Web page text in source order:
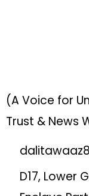
(A Voice for
Trust & News
D17, Lower